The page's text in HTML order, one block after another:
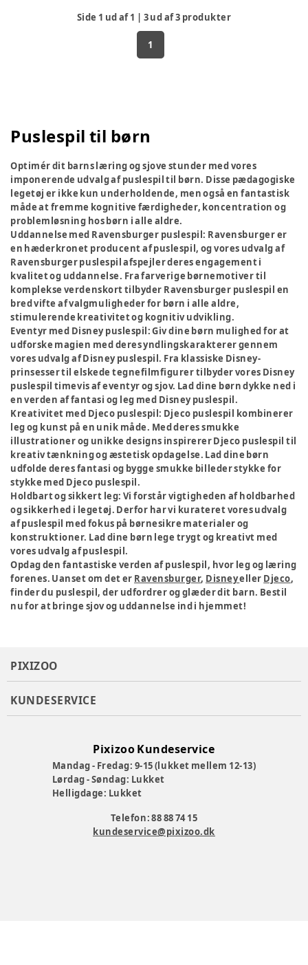
Side 1 ud af1 | 3ud af3 produkter
1
Puslespil til børn
Optimér dit barns læring og sjove stunder med vores
imponerende udvalg af puslespil til børn. Disse pædagogiske
legetøj er ikke kun underholdende, men også en fantastisk
måde at fremme kognitive færdigheder, koncentration og
problemløsning hos børn i alle aldre.
Uddannelse med Ravensburger puslespil: Ravensburger er
en hæderkronet producent af puslespil, og vores udvalg af
Ravensburger puslespil afspejler deres engagement i
kvalitet og uddannelse. Fra farverige børnemotiver til
komplekse verdenskort tilbyder Ravensburger puslespil en
bred vifte af valgmuligheder for børn i alle aldre,
stimulerende kreativitet og kognitiv udvikling.
Eventyr med Disney puslespil:Giv dine børn mulighed for at
udforske magien med deres yndlingskarakterer gennem
vores udvalg af Disney puslespil. Fra klassiske Disney-
prinsesser til elskede tegnefilmfigurer tilbyder vores Disney
puslespil timevis af eventyr og sjov. Lad dine børn dykke ned i
en verden af fantasi og leg med Disney puslespil.
Kreativitet med Djeco puslespil: Djeco puslespil kombinerer
leg og kunst på en unik måde. Med deres smukke
illustrationer og unikke designs inspirerer Djeco puslespil til
kreativ tænkning og æstetisk opdagelse. Lad dine børn
udfolde deres fantasi og bygge smukke billeder stykke for
stykke med Djeco puslespil.
Holdbart og sikkert leg: Vi forstår vigtigheden af holdbarhed
og sikkerhed i legetøj. Derfor har vi kurateret vores udvalg
af puslespil med fokus på børnesikre materialer og
konstruktioner. Lad dine børn lege trygt og kreativt med
vores udvalg af puslespil.
Opdag den fantastiske verden af puslespil, hvor leg og læring
forenes. Uanset om det er Ravensburger, Disneyeller Djeco,
finder du puslespil, der udfordrer og glæder dit barn. Bestil
nu for at bringe sjov og uddannelse ind i hjemmet!
PIXIZOO
KUNDESERVICE
Pixizoo Kundeservice
Mandag - Fredag: 9-15 (lukket mellem 12-13)
Lørdag - Søndag: Lukket
Helligdage: Lukket
Telefon: 88 88 74 15
kundeservice@pixizoo.dk